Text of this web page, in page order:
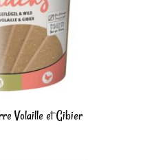
Volaille et Gibier